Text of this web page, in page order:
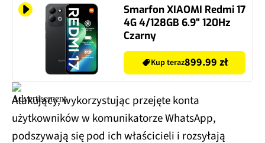
Smarfon XIAOMI Redmi 17
4G 4/128GB 6.9" 120Hz
Czarny
Kup teraz899.99 zł
Atakujący, wykorzystując przejęte konta
użytkowników w komunikatorze WhatsApp,
podszywają się pod ich właścicieli i rozsyłają